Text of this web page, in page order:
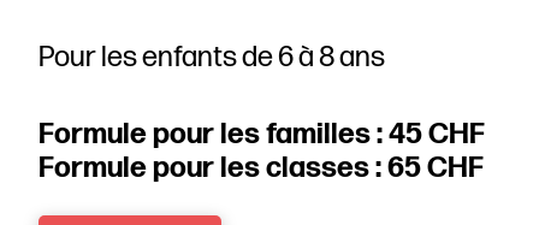
Pour les enfants de 6 à 8 ans
Formule pour les familles : 45 CHF
Formule pour les classes : 65 CHF